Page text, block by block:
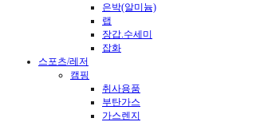
은박(알미늄)
랩
장갑.수세미
잡화
스포츠/레저
캠핑
취사용품
부탄가스
가스렌지